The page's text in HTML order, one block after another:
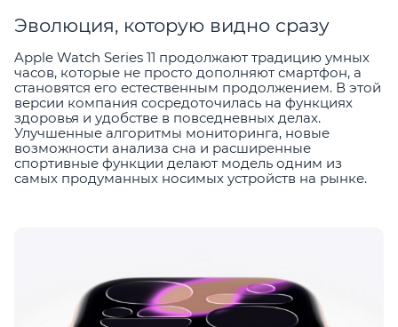
Эволюция, которую видно сразу
Apple Watch Series 11 продолжают традицию умных
часов, которые не просто дополняют смартфон, а
становятся его естественным продолжением. В этой
версии компания сосредоточилась на функциях
здоровья и удобстве в повседневных делах.
Улучшенные алгоритмы мониторинга, новые
возможности анализа сна и расширенные
спортивные функции делают модель одним из
самых продуманных носимых устройств на рынке.